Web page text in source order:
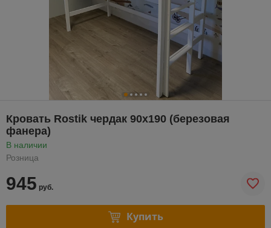
Кровать Rostik чердак 90х190 (березовая
фанера)
В наличии
Розница
945 руб.
Купить